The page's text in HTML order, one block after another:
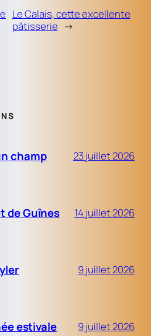
Le Calais, cette excellente
pâtisserie →
champ 23 juillet 2026
de Guînes 14 juillet 2026
9 juillet 2026
estivale 9 juillet 2026